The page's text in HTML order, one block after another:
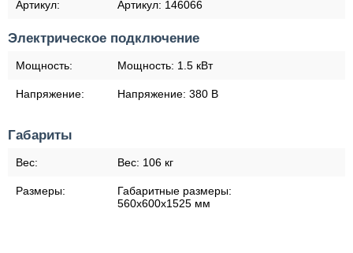
Артикул: Артикул: 146066
Электрическое подключение
Мощность: Мощность: 1.5 кВт
Напряжение: Напряжение: 380 В
Габариты
Вес: Вес: 106 кг
Размеры:
Габаритные размеры:
560x600x1525 мм